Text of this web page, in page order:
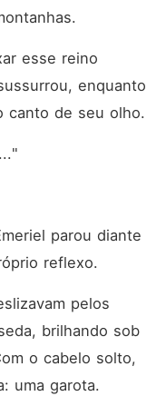
esse reino
enquanto
canto de seu olho.
parou diante
reflexo.
pelos
brilhando sob
o cabelo solto,
uma garota.